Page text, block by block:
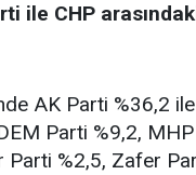
ile CHP
AK Parti %36,2
Parti %9,2,
Parti %2,5, Zafer